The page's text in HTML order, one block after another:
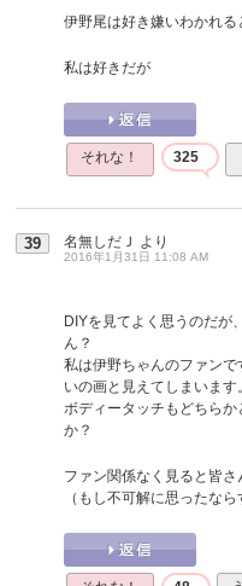
伊野尾は好き嫌いわかれる
私は好きだが
それな！ 325
39 名無しだＪ より
2016年1月31日 11:08 AM
DIYを見てよく思うのだが
ん？
私は伊野ちゃんのファン
いの画と見えてしまいます
ボディータッチもどちら
か？
ファン関係なく見ると皆さ
（もし不可解に思ったなら